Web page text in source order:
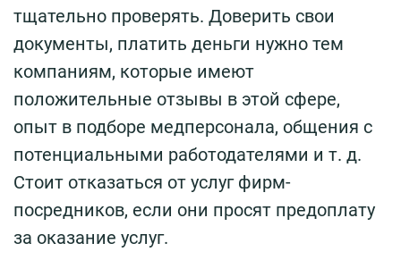
тщательно проверять. Доверить свои
документы, платить деньги нужно тем
компаниям, которые имеют
положительные отзывы в этой сфере,
опыт в подборе медперсонала, общения с
потенциальными работодателями и т. д.
Стоит отказаться от услуг фирм-
посредников, если они просят предоплату
за оказание услуг.